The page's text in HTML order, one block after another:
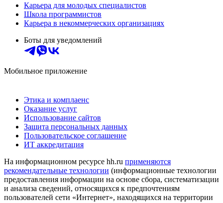
Карьера для молодых специалистов
Школа программистов
Карьера в некоммерческих организациях
Боты для уведомлений
Мобильное приложение
Этика и комплаенс
Оказание услуг
Использование сайтов
Защита персональных данных
Пользовательское соглашение
ИТ аккредитация
На информационном ресурсе hh.ru применяются
рекомендательные технологии (информационные технологии
предоставления информации на основе сбора, систематизации
и анализа сведений, относящихся к предпочтениям
пользователей сети «Интернет», находящихся на территории